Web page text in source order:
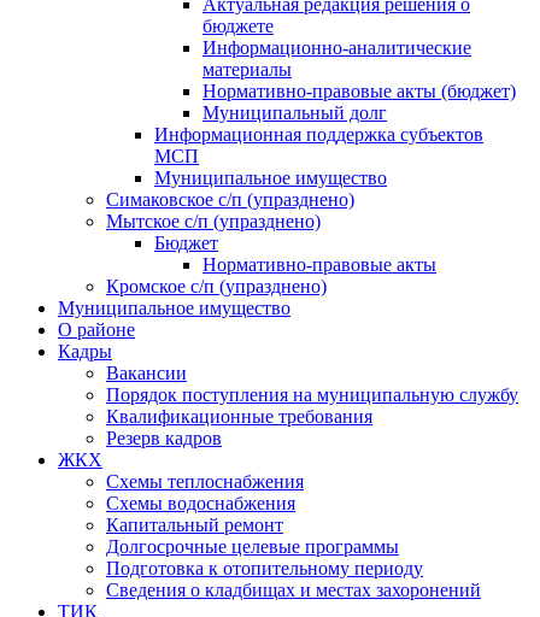
Актуальная редакция решения о
бюджете
Информационно-аналитические
материалы
Нормативно-правовые акты (бюджет)
Муниципальный долг
Информационная поддержка субъектов
МСП
Муниципальное имущество
Симаковское с/п (упразднено)
Мытское с/п (упразднено)
Бюджет
Нормативно-правовые акты
Кромское с/п (упразднено)
Муниципальное имущество
О районе
Кадры
Вакансии
Порядок поступления на муниципальную службу
Квалификационные требования
Резерв кадров
ЖКХ
Схемы теплоснабжения
Схемы водоснабжения
Капитальный ремонт
Долгосрочные целевые программы
Подготовка к отопительному периоду
Сведения о кладбищах и местах захоронений
ТИК